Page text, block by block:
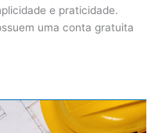
e praticidade.
uma conta gratuita